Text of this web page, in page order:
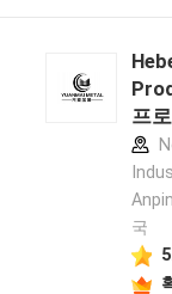
프
국